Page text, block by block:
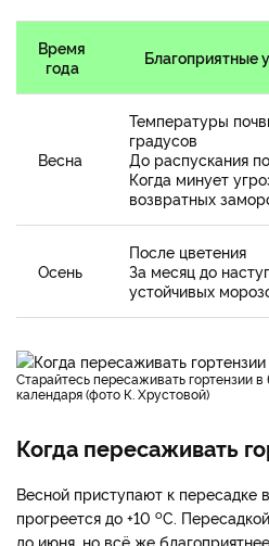
Время
года
Благоприятные
Весна
Температуры
градусов
До распускания
Когда минует
возвратных
Осень
После цветения
За месяц до
устойчивых
Старайтесь пересаживать гортензии в благоприятные дни лунного
календаря (фото К. Хрустовой)
Когда пересаживать
Весной приступают к пересадке
прогреется до +10 оС.
до июня, но всё же